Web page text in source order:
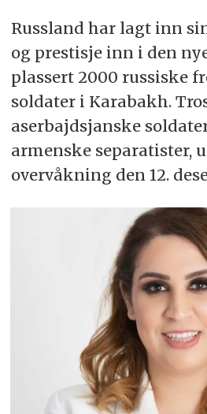
Russland har lagt inn
og prestisje inn i den
plassert 2000 russiske
soldater i Karabakh.
aserbajdsjanske
armenske separatister,
overvåkning den 12.